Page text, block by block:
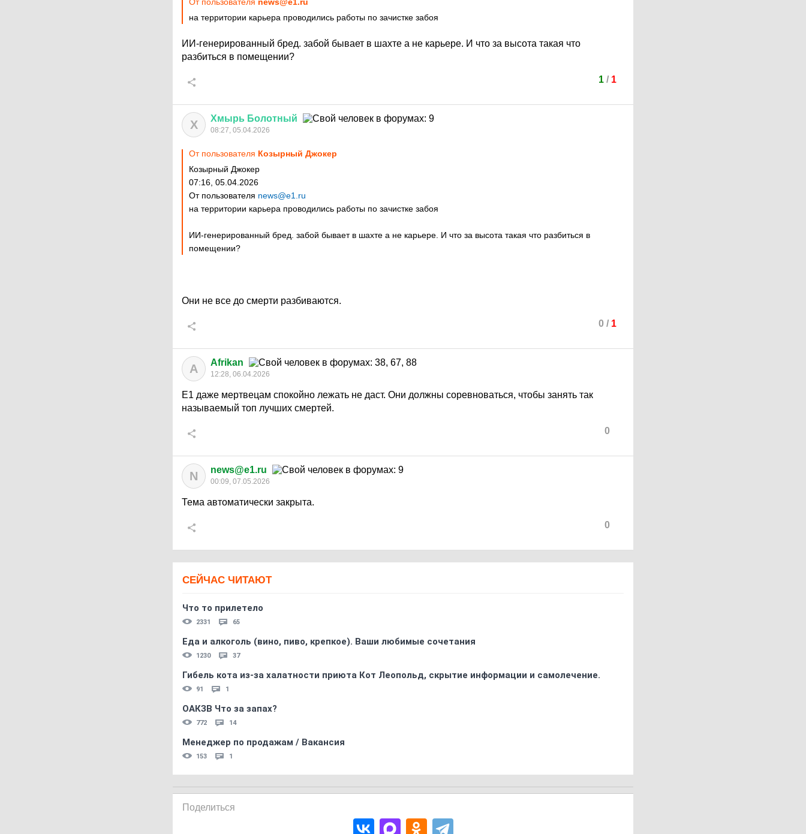
на территории карьера проводились работы по зачистке забоя
ИИ-генерированный бред. забой бывает в шахте а не карьере. И что за высота такая что
разбиться в помещении?
1/ 1
Х Хмырь Болотный
08:27, 05.04.2026
От пользователя Козырный Джокер
Козырный Джокер
07:16, 05.04.2026
От пользователя news@e1.ru
на территории карьера проводились работы по зачистке забоя
ИИ-генерированный бред. забой бывает в шахте а не карьере. И что за высота такая что разбиться в
помещении?
Они не все до смерти разбиваются.
0 / 1
A Afrikan
12:28, 06.04.2026
Е1 даже мертвецам спокойно лежать не даст. Они должны соревноваться, чтобы занять так
называемый топ лучших смертей.
0
N news@e1.ru
00:09, 07.05.2026
Тема автоматически закрыта.
0
СЕЙЧАС ЧИТАЮТ
Что то прилетело
2331 65
Еда и алкоголь (вино, пиво, крепкое). Ваши любимые сочетания
1230 37
Гибель кота из-за халатности приюта Кот Леопольд, скрытиe информации и самолечение.
91 1
ОАКЗВ Что за запах?
772 14
Менеджер по продажам / Вакансия
153 1
Поделиться